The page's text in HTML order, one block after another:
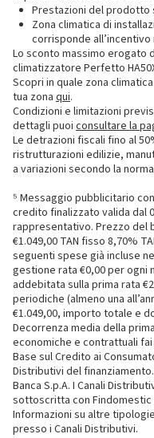
Prestazioni del
Zona climatica di
corrisponde all’incentivo
Lo sconto massimo erogato
climatizzatore Perfetto
Scopri in quale zona
tua zona qui.
Condizioni e limitazioni
dettagli puoi consultare la
Le detrazioni fiscali fino al
ristrutturazioni edilizie,
a variazioni secondo la
⁵ Messaggio pubblicitario
credito finalizzato valida dal
rappresentativo. Prezzo del
€1.049,00 TAN fisso 8,70%
seguenti spese già incluse
gestione rata €0,00 per
addebitata sulla prima rata
periodiche (almeno una
€1.049,00, importo totale e
Decorrenza media della
economiche e contrattuali
Base sul Credito ai
Distributivi del
Banca S.p.A. I Canali
sottoscritta con Findomestic
Informazioni su altre
presso i Canali Distributivi.